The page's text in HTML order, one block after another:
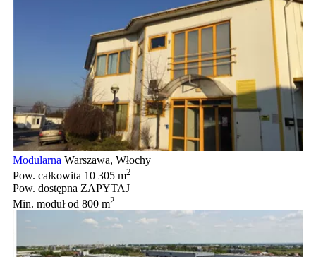
Modularna Warszawa, Włochy
Pow. całkowita 10 305 m2
Pow. dostępna ZAPYTAJ
Min. modułod 800 m2